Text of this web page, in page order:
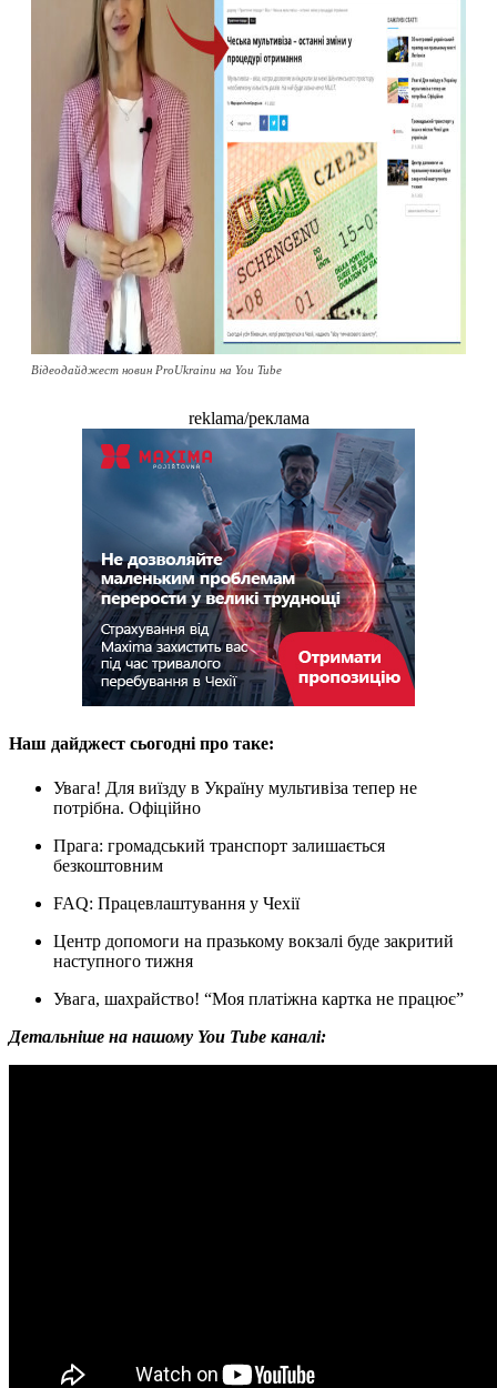
Відеодайджест новин ProUkrainu на You Tube
reklama/реклама
Наш дайджест сьогодні про таке:
Увага! Для виїзду в Україну мультивіза тепер не
потрібна. Офіційно
Прага: громадський транспорт залишається
безкоштовним
FAQ: Працевлаштування у Чехії
Центр допомоги на празькому вокзалі буде закритий
наступного тижня
Увага, шахрайство! “Моя платіжна картка не працює”
Детальніше на нашому You Tube каналі: